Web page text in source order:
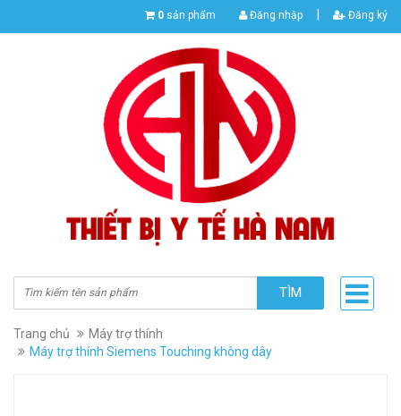
0 sản phẩm Đăng nhập | Đăng ký
TÌM
Trang chủ
Máy trợ thính
Máy trợ thính Siemens Touching không dây